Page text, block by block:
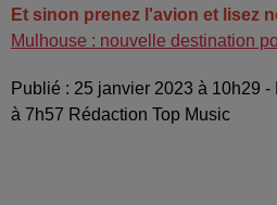
Et sinon prenez l'avion et lisez
Mulhouse : nouvelle destination
Publié : 25 janvier 2023 à 10h29
à 7h57 Rédaction Top Music